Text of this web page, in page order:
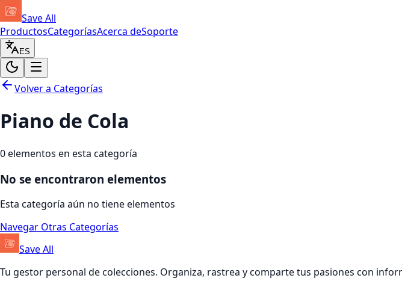
Save All
ProductosCategoríasAcerca deSoporte
ES
Volver a Categorías
Piano de Cola
0elementos en esta categoría
No se encontraron elementos
Esta categoría aún no tiene elementos
Navegar Otras Categorías
Save All
Tu gestor personal de colecciones. Organiza, rastrea y comparte tus pasiones con